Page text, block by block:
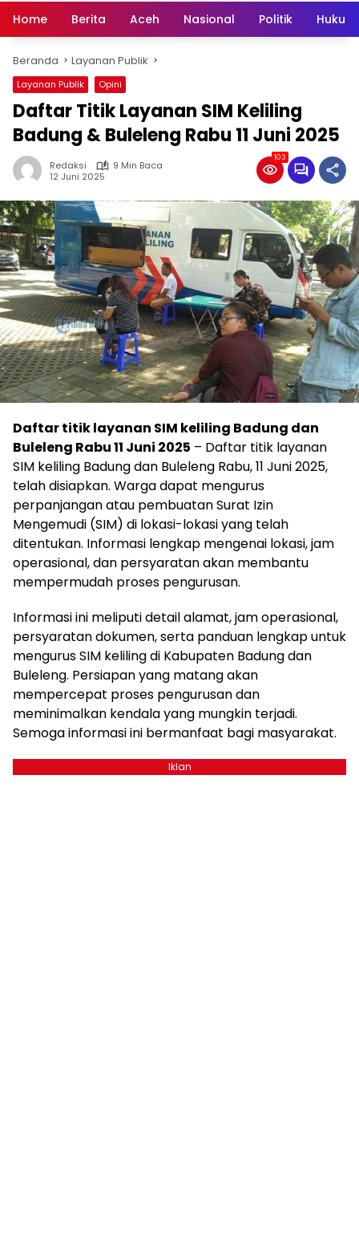
Home Berita Aceh Nasional Politik
Beranda Layanan Publik
Layanan Publik Opini
Daftar Titik Layanan SIM Keliling
Badung & Buleleng Rabu 11 Juni 2025
Redaksi
9 Min Baca
12 Juni 2025
103
Daftar titik layanan SIM keliling Badung dan
Buleleng Rabu 11 Juni 2025 – Daftar titik layanan
SIM keliling Badung dan Buleleng Rabu, 11 Juni 2025,
telah disiapkan. Warga dapat mengurus
perpanjangan atau pembuatan Surat Izin
Mengemudi (SIM) di lokasi-lokasi yang telah
ditentukan. Informasi lengkap mengenai lokasi, jam
operasional, dan persyaratan akan membantu
mempermudah proses pengurusan.
Informasi ini meliputi detail alamat, jam operasional,
persyaratan dokumen, serta panduan lengkap untuk
mengurus SIM keliling di Kabupaten Badung dan
Buleleng. Persiapan yang matang akan
mempercepat proses pengurusan dan
meminimalkan kendala yang mungkin terjadi.
Semoga informasi ini bermanfaat bagi masyarakat.
Iklan